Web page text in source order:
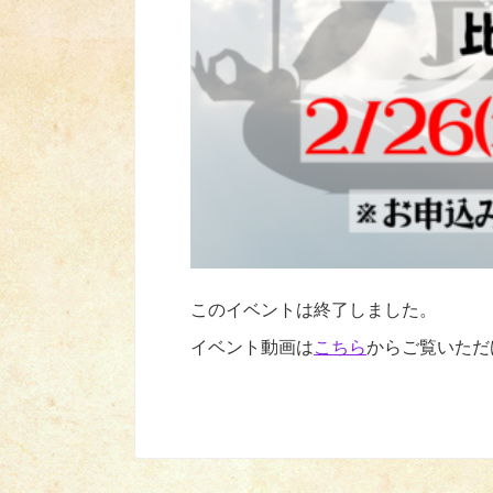
このイベントは終了しました。
イベント動画はこちらからご覧いた